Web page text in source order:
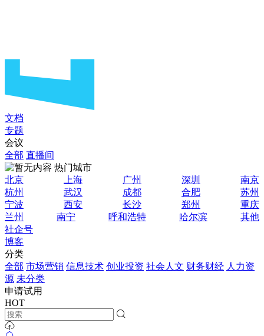
文档
专题
会议
全部 直播间
热门城市
北京
上海 广州 深圳
南京
杭州
武汉 成都 合肥
苏州
宁波
西安 长沙 郑州
重庆
兰州
南宁 呼和浩特 哈尔滨
其他
社企号
博客
分类
全部 市场营销 信息技术 创业投资 社会人文 财务财经 人力资
源 未分类
申请试用
HOT